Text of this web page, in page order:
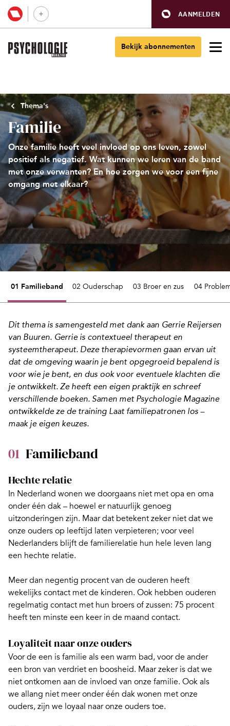
AANMELDEN
Bekijk abonnementen
Thema's
Familie
Onze familie heeft veel invloed op ons leven, zowel
positief als negatief. Wat kunnen we leren van de band
met onze verwanten? En hoe zorgen we voor een fijne
omgang met elkaar?
01 Familieband 02 Ouderschap 03 Broer en zus 04
Dit thema is samengesteld met dank aan Gerrie Reijersen
van Buuren. Gerrie is contextueel therapeut en
systeemtherapeut. Deze therapievormen gaan ervan uit
dat de omgeving waarin je bent opgegroeid bepalend is
voor wie je bent, en dus ook voor eventuele klachten die
je ontwikkelt. Ze heeft een eigen praktijk en schreef
verschillende boeken. Samen met Psychologie Magazine
ontwikkelde ze de training Laat familiepatronen los –
maak je eigen keuzes.
01 Familieband
Hechte relatie
In Nederland wonen we doorgaans niet met opa en oma
onder één dak – hoewel er natuurlijk genoeg
uitzonderingen zijn. Maar dat betekent zeker niet dat we
onze ouders op leeftijd laten verpieteren; voor veel
Nederlanders blijft de familierelatie hun hele leven lang
een hechte relatie.
Meer dan negentig procent van de ouderen heeft
wekelijks contact met de kinderen. Ook hebben ouderen
regelmatig contact met hun broers of zussen: 75 procent
heeft ten minste een keer in de maand contact.
Loyaliteit naar onze ouders
Voor de een is familie als een warm bad, voor de ander
een bron van verdriet en boosheid. Maar zeker is dat we
niet ontkomen aan de invloed van onze familie. Ook als
we allang niet meer onder één dak wonen met onze
ouders, zijn we loyaal naar onze ouders toe.